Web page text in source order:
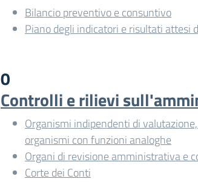
Bilancio preventivo e consuntivo
Piano degli indicatori e risultati attesi
0
Controlli e rilievi
Organismi indipendenti di
organismi con funzioni analoghe
Organi di revisione amministrativa e
Corte dei Conti